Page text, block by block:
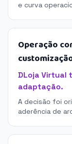
e curva
Operação
DLoja Virtual
adaptação.
A decisão foi
aderência de